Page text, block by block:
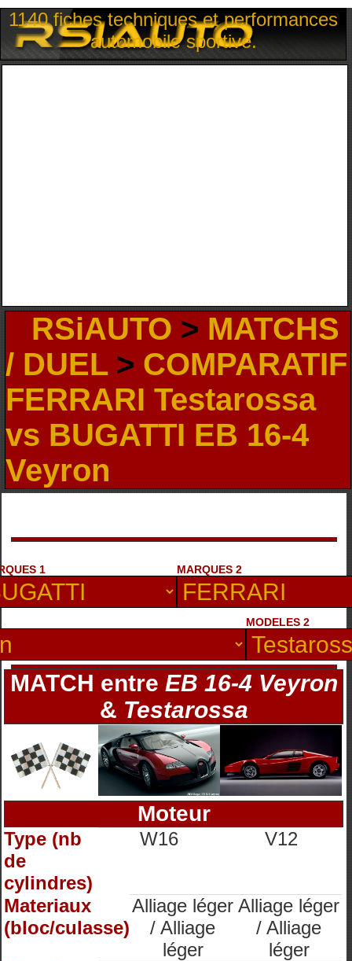
1140 fiches techniques et performances
automobile sportive.
RSiAUTO > MATCHS
/ DUEL> COMPARATIF
FERRARI Testarossa
vs BUGATTI EB 16-4
Veyron
1 MARQUES 2
MODELES 2
MATCH entre EB 16-4 Veyron
& Testarossa
Moteur
Type (nb
de
cylindres)
W16 V12
Materiaux
(bloc/culasse)
Alliage léger
/ Alliage
léger
Alliage léger
/ Alliage
léger